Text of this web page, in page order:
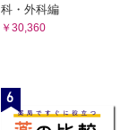
科・外科編
￥30,360
6